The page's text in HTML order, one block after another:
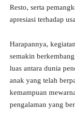
Resto, serta
apresiasi terhadap
Harapannya,
semakin
luas antara dunia
anak yang telah
kemampuan
pengalaman yang